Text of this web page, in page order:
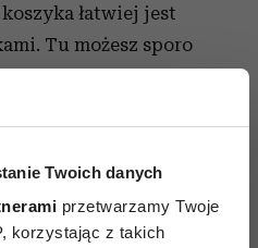
Twoich danych
przetwarzamy Twoje
korzystając z takich
łatwiej jest
Tu możesz sporo
zakupom
W efekcie kupisz
na drobne